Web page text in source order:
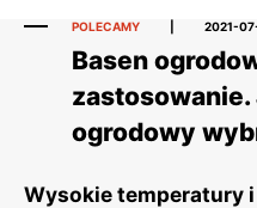
POLECAMY 2021-
Basen
zastosowanie.
ogrodowy
Wysokie temperatury